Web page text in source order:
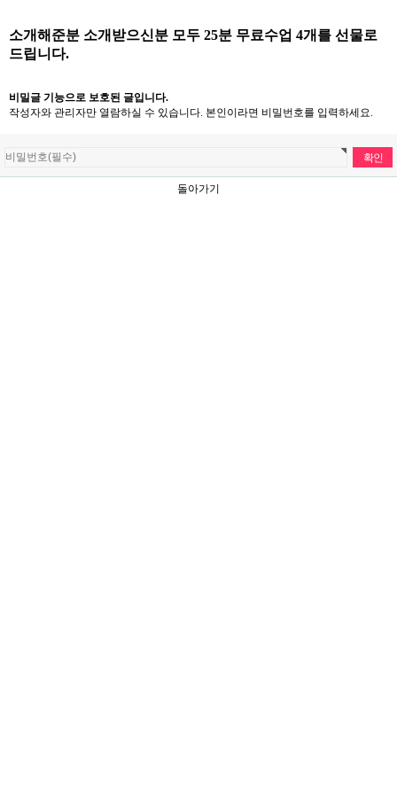
소개해준분 소개받으신분 모두 25분 무료수업 4개를 선물로
드립니다.
비밀글 기능으로 보호된 글입니다.
작성자와 관리자만 열람하실 수 있습니다. 본인이라면 비밀번호를 입력하세요.
돌아가기